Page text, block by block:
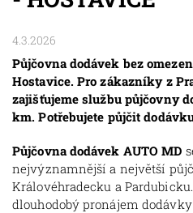
4.3.2026
Půjčovna dodávek bez
Hostavice. Pro zákazníky z
zajišťujeme službu půjčovny
km. Potřebujete půjčit
Půjčovna dodávek AUTO MD
nejvýznamnější a největší
Královéhradecku a
dlouhodobý pronájem